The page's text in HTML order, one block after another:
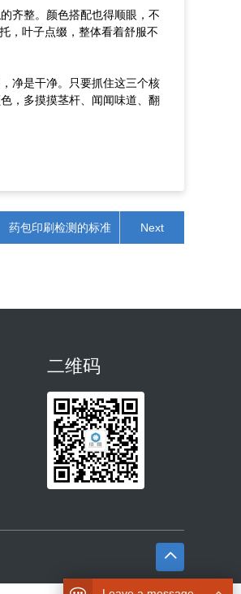
齐整。颜色搭配也得顺眼，不
，叶子点缀，整体看着舒服不
净是干净。只要抓住这三个核
，多摸摸茎杆、闻闻味道、翻
药包印刷检测的标准 Next
二维码